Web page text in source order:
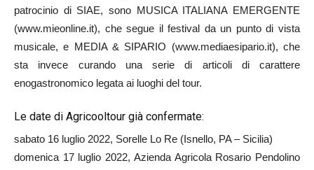
patrocinio di SIAE, sono MUSICA ITALIANA EMERGENTE
(www.mieonline.it), che segue il festival da un punto di vista
musicale, e MEDIA & SIPARIO (www.mediaesipario.it), che
sta invece curando una serie di articoli di carattere
enogastronomico legata ai luoghi del tour.
Le date di Agricooltour già confermate:
sabato 16 luglio 2022, Sorelle Lo Re (Isnello, PA – Sicilia)
domenica 17 luglio 2022, Azienda Agricola Rosario Pendolino